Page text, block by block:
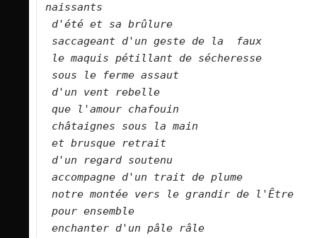
naissants
d'été et sa brûlure
saccageant d'un geste de la  faux
le maquis pétillant de sécheresse
sous le ferme assaut
d'un vent rebelle
que l'amour chafouin
châtaignes sous la main
et brusque retrait
d'un regard soutenu
accompagne d'un trait de plume
notre montée vers le grandir de l'Être
pour ensemble
enchanter d'un pâle râle